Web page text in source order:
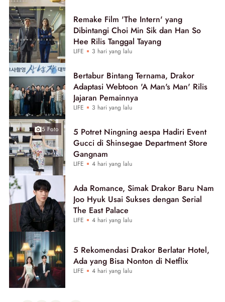
Remake Film 'The Intern' yang
Dibintangi Choi Min Sik dan Han So
Hee Rilis Tanggal Tayang
LIFE 3 hari yang lalu
Bertabur Bintang Ternama, Drakor
Adaptasi Webtoon 'A Man's Man' Rilis
Jajaran Pemainnya
LIFE 3 hari yang lalu
5 Foto
5 Potret Ningning aespa Hadiri Event
Gucci di Shinsegae Department Store
Gangnam
LIFE 4 hari yang lalu
Ada Romance, Simak Drakor Baru Nam
Joo Hyuk Usai Sukses dengan Serial
The East Palace
LIFE 4 hari yang lalu
5 Rekomendasi Drakor Berlatar Hotel,
Ada yang Bisa Nonton di Netflix
LIFE 4 hari yang lalu